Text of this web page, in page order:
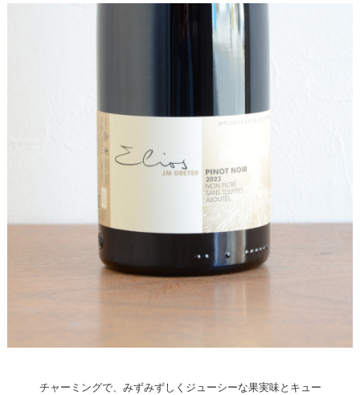
チャーミングで、みずみずしくジューシーな果実味とキュー